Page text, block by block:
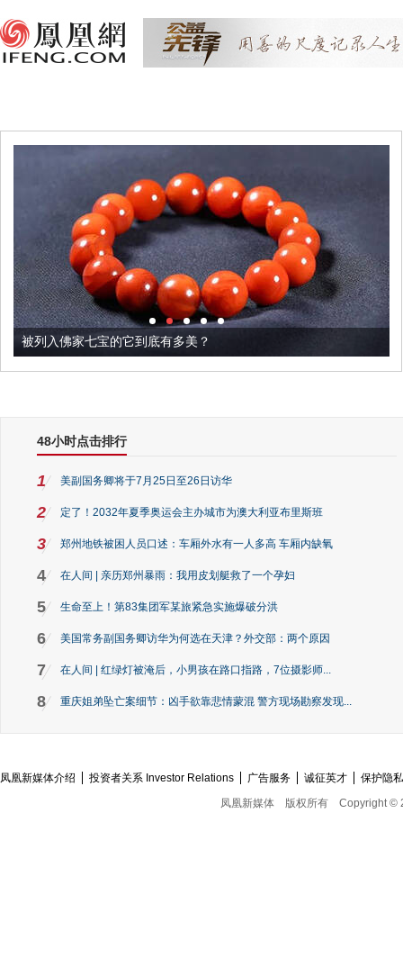
被列入佛家七宝的它到底有多美？
48小时点击排行
1 美副国务卿将于7月25日至26日访华
2 定了！2032年夏季奥运会主办城市为澳大利亚布里斯班
3 郑州地铁被困人员口述：车厢外水有一人多高 车厢内缺氧
4 在人间 | 亲历郑州暴雨：我用皮划艇救了一个孕妇
5 生命至上！第83集团军某旅紧急实施爆破分洪
6 美国常务副国务卿访华为何选在天津？外交部：两个原因
7 在人间 | 红绿灯被淹后，小男孩在路口指路，7位摄影师...
8 重庆姐弟坠亡案细节：凶手欲靠悲情蒙混 警方现场勘察发现...
凤凰新媒体介绍 投资者关系 Investor Relations 广告服务 诚征英才
保护隐
凤凰新媒体
版权所有 Copyright ©